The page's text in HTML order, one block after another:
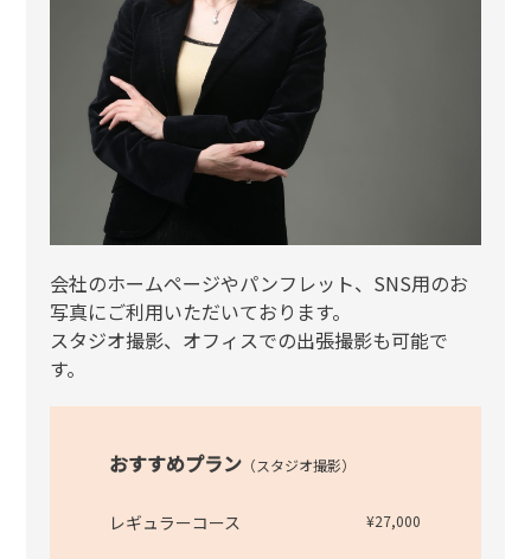
会社のホームページやパンフレット、SNS用のお
写真にご利用いただいております。
スタジオ撮影、オフィスでの出張撮影も可能で
す。
おすすめプラン （スタジオ撮影）
レギュラーコース ¥27,000